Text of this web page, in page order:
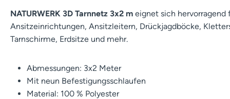
NATURWERK 3D Tarnnetz 3x2 m eignet sich hervorragend
Ansitzeinrichtungen, Ansitzleitern, Drückjagdböcke,
Tarnschirme, Erdsitze und mehr.
Abmessungen: 3x2 Meter
Mit neun Befestigungsschlaufen
Material: 100 % Polyester